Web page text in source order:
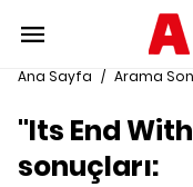
Ana Sayfa / Arama
"Its End
sonuçları: